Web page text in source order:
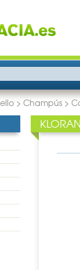
> Champús >